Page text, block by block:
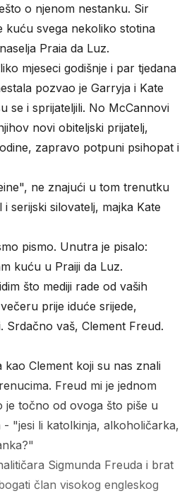
o njenom nestanku. Sir
kuću svega nekoliko stotina
Praia da Luz.
mjeseci godišnje i par tjedana
pozvao je Garryja i Kate
se i sprijateljili. No McCannovi
novi obiteljski prijatelj,
zapravo potpuni psihopat i
ne znajući u tom trenutku
serijski silovatelj, majka Kate
pismo. Unutra je pisalo:
kuću u Praiji da Luz.
što mediji rade od vaših
prije iduće srijede,
Srdačno vaš, Clement Freud.
kao Clement koji su nas znali
Freud mi je jednom
je točno od ovoga što piše u
- "jesi li katolkinja, alkoholičarka,
Sigmunda Freuda i brat
član visokog engleskog